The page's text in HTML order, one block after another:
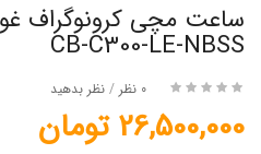
ساعت مچی کرونوگراف
CB-C300-LE-NBSS
0 نظر / نظر بدهید
26,500,000 تومان